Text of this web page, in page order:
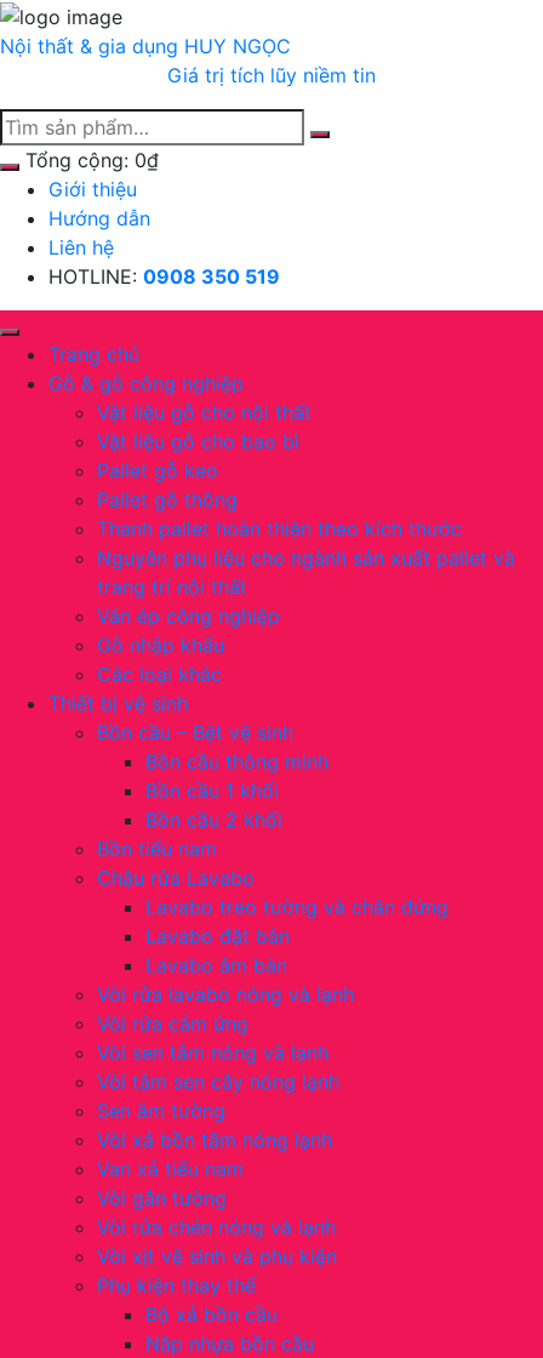
Chuyển
tới
Nội thất & gia dụng HUY NGỌC
Giá trị tích lũy niềm tin
Tổng cộng: 0₫
Giới thiệu
Hướng dẫn
Liên hệ
HOTLINE: 0908 350 519
Trang chủ
Gỗ & gỗ công nghiệp
Vật liệu gỗ cho nội thất
Vật liệu gỗ cho bao bì
Pallet gỗ keo
Pallet gỗ thông
Thanh pallet hoàn thiện theo kích thước
Nguyên phụ liệu cho ngành sản xuất pallet và
trang trí nội thất
Ván ép công nghiệp
Gỗ nhập khẩu
Các loại khác
Thiết bị vệ sinh
Bồn cầu – Bệt vệ sinh
Bồn cầu thông minh
Bồn cầu 1 khối
Bồn cầu 2 khối
Bồn tiểu nam
Chậu rửa Lavabo
Lavabo treo tường và chân đứng
Lavabo đặt bàn
Lavabo âm bàn
Vòi rửa lavabo nóng và lạnh
Vòi rửa cảm ứng
Vòi sen tắm nóng và lạnh
Vòi tắm sen cây nóng lạnh
Sen âm tường
Vòi xả bồn tắm nóng lạnh
Van xả tiểu nam
Vòi gắn tường
Vòi rửa chén nóng và lạnh
Vòi xịt vệ sinh và phụ kiện
Phụ kiện thay thế
Bộ xả bồn cầu
Nắp nhựa bồn cầu